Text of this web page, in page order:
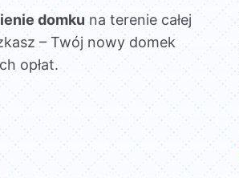
domku na terenie całej
– Twój nowy domek
opłat.